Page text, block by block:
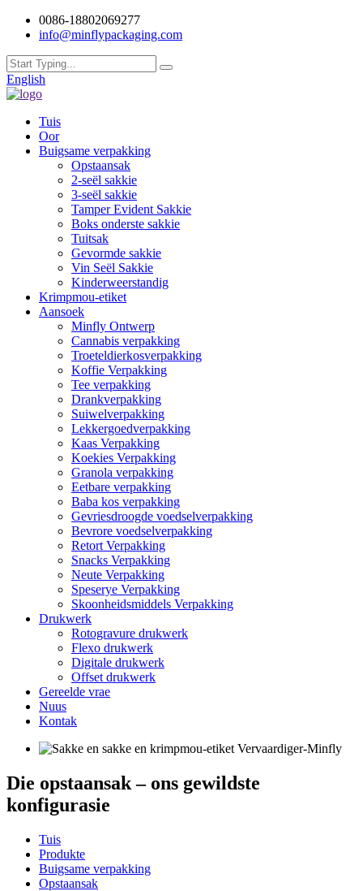
0086-18802069277
info@minflypackaging.com
English
Tuis
Oor
Buigsame verpakking
Opstaansak
2-seël sakkie
3-seël sakkie
Tamper Evident Sakkie
Boks onderste sakkie
Tuitsak
Gevormde sakkie
Vin Seël Sakkie
Kinderweerstandig
Krimpmou-etiket
Aansoek
Minfly Ontwerp
Cannabis verpakking
Troeteldierkosverpakking
Koffie Verpakking
Tee verpakking
Drankverpakking
Suiwelverpakking
Lekkergoedverpakking
Kaas Verpakking
Koekies Verpakking
Granola verpakking
Eetbare verpakking
Baba kos verpakking
Gevriesdroogde voedselverpakking
Bevrore voedselverpakking
Retort Verpakking
Snacks Verpakking
Neute Verpakking
Speserye Verpakking
Skoonheidsmiddels Verpakking
Drukwerk
Rotogravure drukwerk
Flexo drukwerk
Digitale drukwerk
Offset drukwerk
Gereelde vrae
Nuus
Kontak
Die opstaansak – ons gewildste
konfigurasie
Tuis
Produkte
Buigsame verpakking
Opstaansak